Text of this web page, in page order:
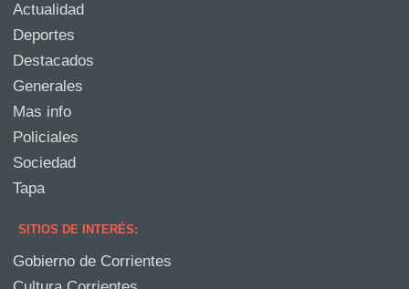
Actualidad
Deportes
Destacados
Generales
Mas info
Policiales
Sociedad
Tapa
SITIOS DE INTERÉS:
Gobierno de Corrientes